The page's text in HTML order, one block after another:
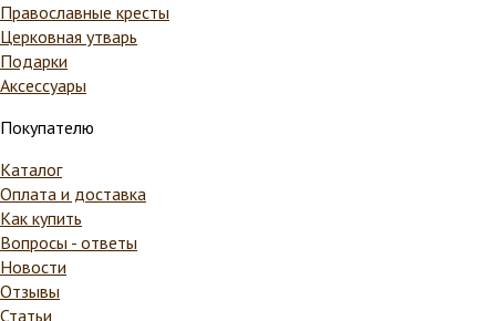
Православные кресты
Церковная утварь
Подарки
Аксессуары
Покупателю
Каталог
Оплата и доставка
Как купить
Вопросы - ответы
Новости
Отзывы
Статьи